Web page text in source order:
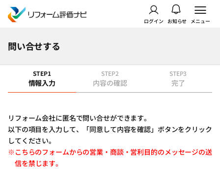
ログイン お知らせ メニュー
問い合せする
STEP1
情報入力
STEP2
内容の確認
STEP3
完了
リフォーム会社に匿名で問い合せができます。
以下の項目を入力して、「同意して内容を確認」ボタンをクリック
してください。
※こちらのフォームからの営業・商談・営利目的のメッセージの送
信を禁じます。